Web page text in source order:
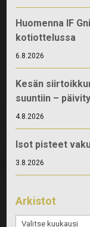
Huomenna IF
kotiottelussa
6.8.2026
Kesän
suuntiin –
4.8.2026
Isot pisteet
3.8.2026
Arkistot
Arkistot